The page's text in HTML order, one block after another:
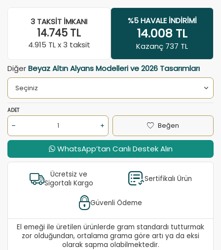
3 TAKSIT İMKANI
14.745 TL
4.915 TL x 3 taksit
%5 HAVALE İNDIRIMI
14.008 TL
Kazanç 737 TL
DiğerBeyaz Altın Alyans Modelleri ve 2026 Tasarımları
ADET
Beğen
WhatsApp’tan Canlı Destek Alın
Ücretsiz ve
Sigortalı Kargo
Sertifikalı Ürün
Güvenli Ödeme
El emeği ile üretilen ürünlerde gram standardı tutturmak
zor olduğundan, ortalama grama göre artı ya da eksi
olarak sapma olabilmektedir.